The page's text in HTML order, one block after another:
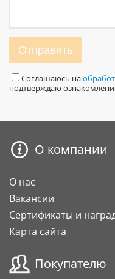
Отправить
Соглашаюсь на
подтверждаю
О компании
О нас
Вакансии
Сертификаты и
Карта сайта
Покупателю